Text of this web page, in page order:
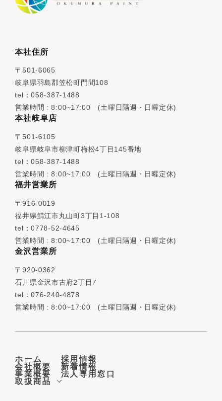
本社住所
〒501-6065
岐阜県羽島郡笠松町門間108
tel：058-387-1488
営業時間 : 8:00~17:00 (土曜日隔週・日曜定休)
本社岐阜店
〒501-6105
岐阜県岐阜市柳津町梅松4丁目145番地
tel：058-387-1488
営業時間 : 8:00~17:00 (土曜日隔週・日曜定休)
福井営業所
〒916-0019
福井県鯖江市丸山町3丁目1-108
tel：0778-52-4645
営業時間 : 8:00~17:00 (土曜日隔週・日曜定休)
金沢営業所
〒920-0362
石川県金沢市古府2丁目7
tel：076-240-4878
営業時間 : 8:00~17:00 (土曜日隔週・日曜定休)
ホーム
会社概要
事業概要
取扱商品
採用情報
新着情報
法人専用窓口